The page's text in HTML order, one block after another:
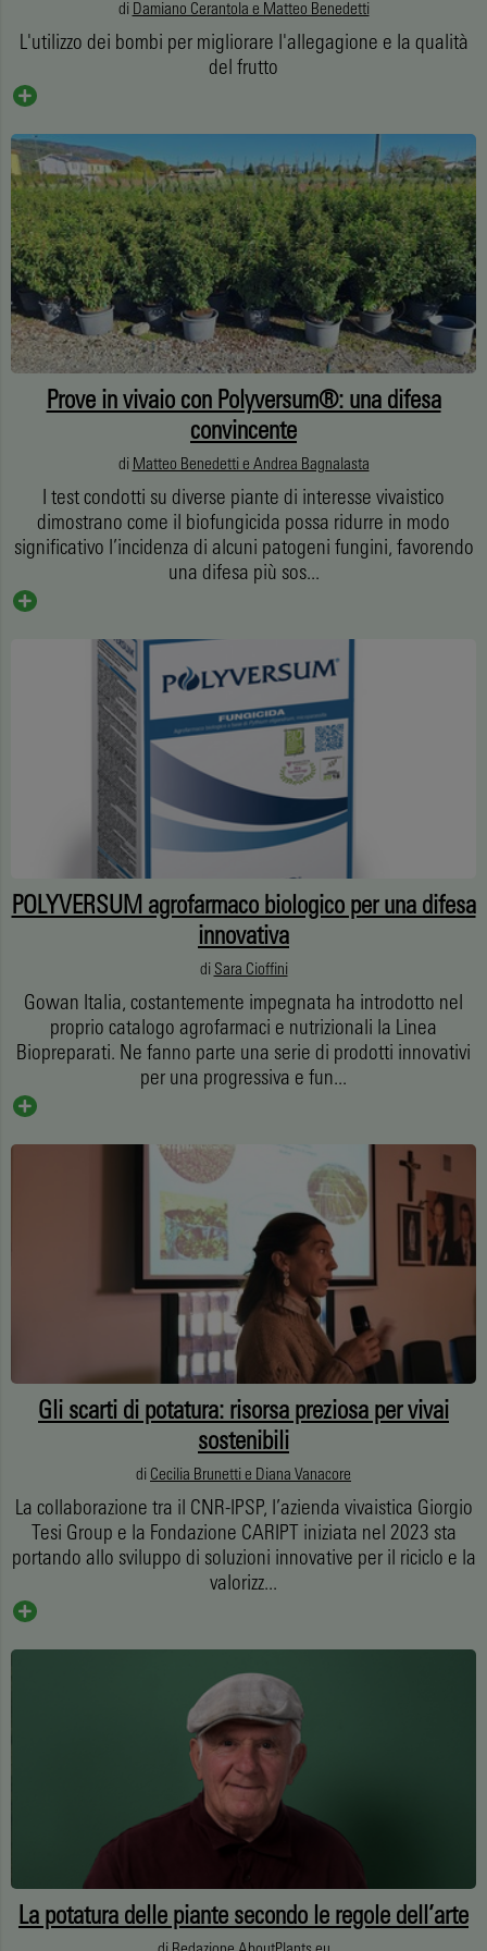
di Damiano Cerantola e Matteo Benedetti
L'utilizzo dei bombi per migliorare l'allegagione e la qualità
del frutto
Prove in vivaio con Polyversum®: una difesa
convincente
di Matteo Benedetti e Andrea Bagnalasta
I test condotti su diverse piante di interesse vivaistico
dimostrano come il biofungicida possa ridurre in modo
significativo l’incidenza di alcuni patogeni fungini, favorendo
una difesa più sos...
POLYVERSUM agrofarmaco biologico per una difesa
innovativa
di Sara Cioffini
Gowan Italia, costantemente impegnata ha introdotto nel
proprio catalogo agrofarmaci e nutrizionali la Linea
Biopreparati. Ne fanno parte una serie di prodotti innovativi
per una progressiva e fun...
Gli scarti di potatura: risorsa preziosa per vivai
sostenibili
di Cecilia Brunetti e Diana Vanacore
La collaborazione tra il CNR-IPSP, l’azienda vivaistica Giorgio
Tesi Group e la Fondazione CARIPT iniziata nel 2023 sta
portando allo sviluppo di soluzioni innovative per il riciclo e la
valorizz...
La potatura delle piante secondo le regole dell’arte